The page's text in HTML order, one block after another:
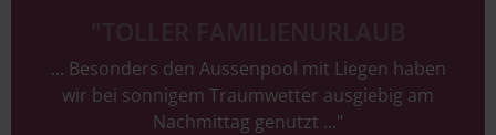
... Besonders den Aussenpool mit Liegen haben
wir bei sonnigem Traumwetter ausgiebig am
Nachmittag genutzt ..."